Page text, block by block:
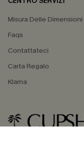
Misura Delle Dimensioni
Faqs
Contattateci
Carta Regalo
Klarna